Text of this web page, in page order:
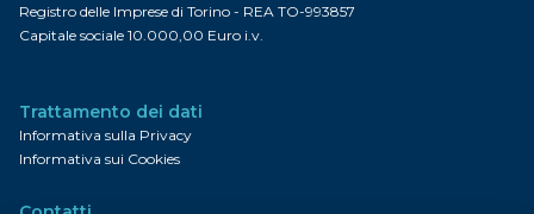
Registro delle Imprese di Torino - REA TO-993857
Capitale sociale 10.000,00 Euro i.v.
Trattamento dei dati
Informativa sulla Privacy
Informativa sui Cookies